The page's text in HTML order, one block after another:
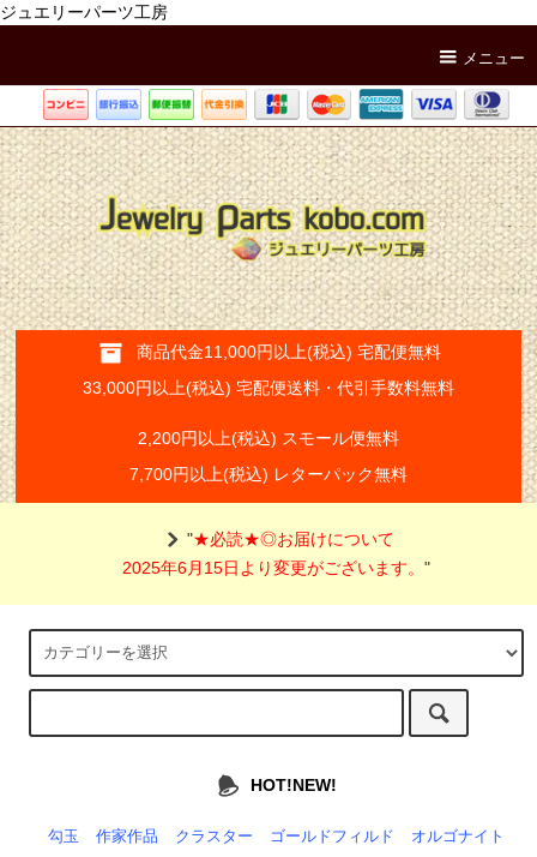
ジュエリーパーツ工房
メニュー
商品代金11,000円以上(税込) 宅配便無料
33,000円以上(税込) 宅配便送料・代引手数料無料
2,200円以上(税込) スモール便無料
7,700円以上(税込) レターパック無料
"★必読★◎お届けについて
2025年6月15日より変更がございます。"
HOT!NEW!
勾玉 作家作品 クラスター ゴールドフィルド オルゴナイト